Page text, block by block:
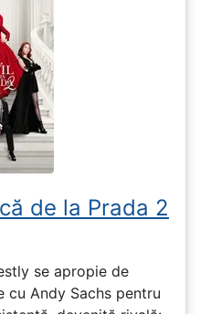
de la Prada 2
se apropie de
cu Andy Sachs pentru